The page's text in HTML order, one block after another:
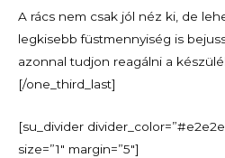
A rács nem csak jól néz ki, de
legkisebb füstmennyiség is
azonnal tudjon reagálni a
[/one_third_last]
[su_divider
size=”1″ margin=”5″]